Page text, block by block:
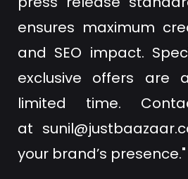
ensures maximum
and SEO impact.
exclusive offers are
limited time.
at
your brand’s presence."